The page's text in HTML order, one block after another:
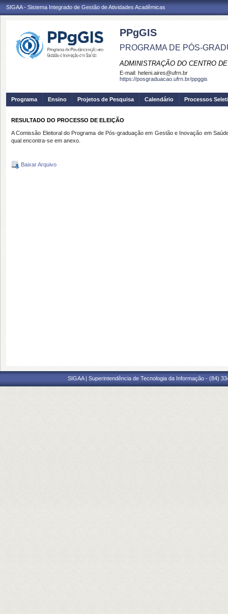
SIGAA - Sistema Integrado de Gestão de Atividades Acadêmicas
PPgGIS
PROGRAMA DE PÓS-
ADMINISTRAÇÃO DO CENTRO
E-mail: heleni.aires@ufrn.br
https://posgraduacao.ufrn.br/ppggis
Programa Ensino Projetos de Pesquisa Calendário Processos
RESULTADO DO PROCESSO DE ELEIÇÃO
A Comissão Eleitoral do Programa de Pós-graduação em Gestão e Inovação em
qual encontra-se em anexo.
Baixar Arquivo
SIGAA | Superintendência de Tecnologia da Informação - (84)